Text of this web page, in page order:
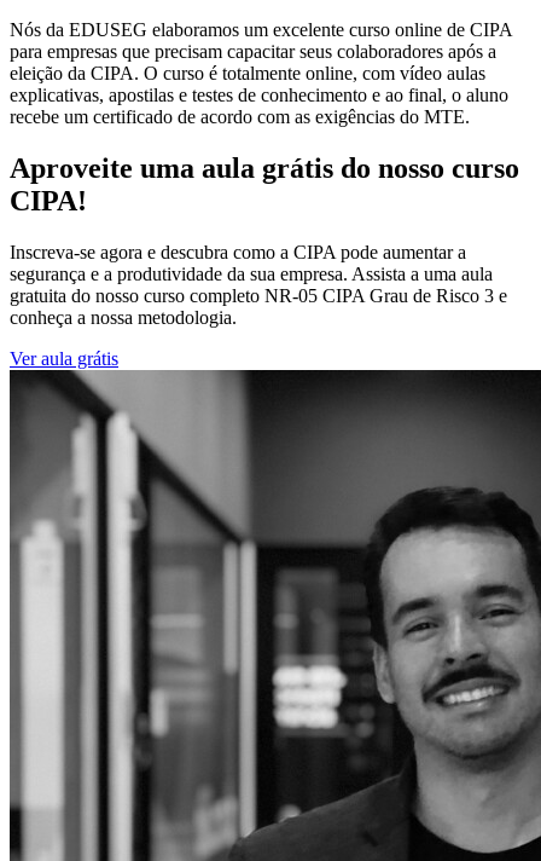
Nós da EDUSEG elaboramos um excelente curso online de CIPA
para empresas que precisam capacitar seus colaboradores após a
eleição da CIPA. O curso é totalmente online, com vídeo aulas
explicativas, apostilas e testes de conhecimento e ao final, o aluno
recebe um certificado de acordo com as exigências do MTE.
Aproveite uma aula grátis do nosso curso
CIPA!
Inscreva-se agora e descubra como a CIPA pode aumentar a
segurança e a produtividade da sua empresa. Assista a uma aula
gratuita do nosso curso completo NR-05 CIPA Grau de Risco 3 e
conheça a nossa metodologia.
Ver aula grátis